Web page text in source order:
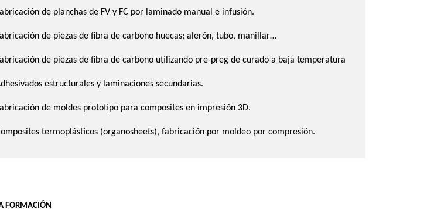
de planchas de FV y FC por laminado manual e infusión.
de piezas de fibra de carbono huecas; alerón, tubo, manillar…
de piezas de fibra de carbono utilizando pre-preg de curado a baja temperatura
estructurales y laminaciones secundarias.
de moldes prototipo para composites en impresión 3D.
termoplásticos (organosheets), fabricación por moldeo por compresión.
FORMACIÓN